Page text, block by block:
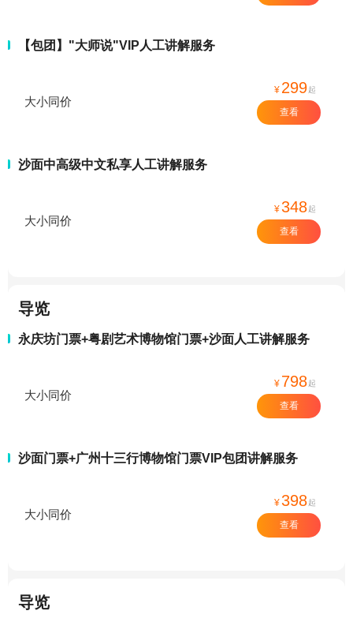
【包团】"大师说"VIP人工讲解服务
大小同价
¥ 299起
查看
沙面中高级中文私享人工讲解服务
大小同价
¥348起
查看
导览
永庆坊门票+粤剧艺术博物馆门票+沙面人工讲解服务
大小同价
¥ 798起
查看
沙面门票+广州十三行博物馆门票VIP包团讲解服务
大小同价
¥398起
查看
导览